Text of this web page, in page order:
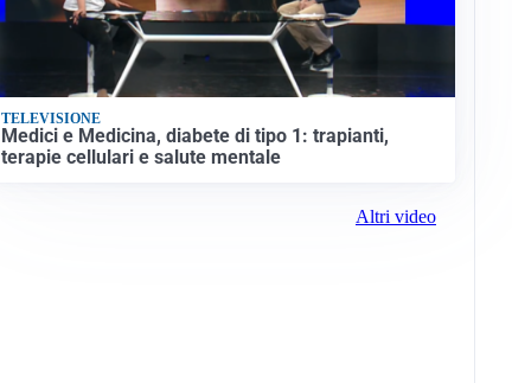
TELEVISIONE
Medici e Medicina, diabete di tipo 1: trapianti,
terapie cellulari e salute mentale
Altri video